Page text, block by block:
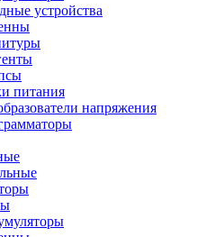
устройства
питания
напряжения